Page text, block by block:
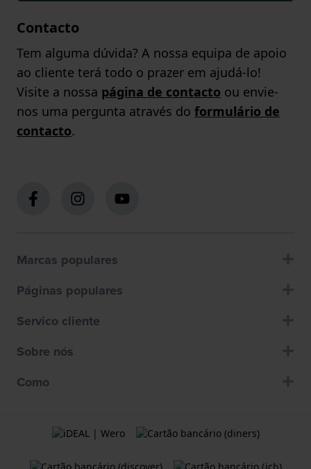
Contacto
Tem alguma dúvida? A nossa equipa de apoio
ao cliente terá todo o prazer em ajudá-lo!
Visite a nossa página de contacto ou envie-
nos uma pergunta através do formulário de
contacto.
Marcas populares
Páginas populares
Servico cliente
Sobre nós
Como